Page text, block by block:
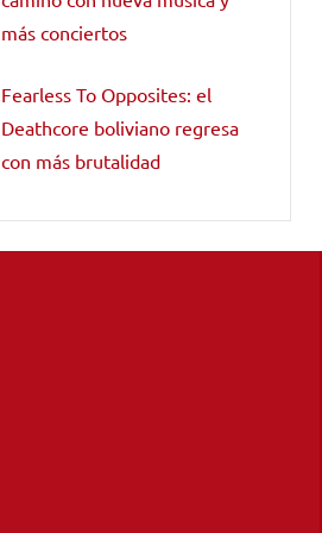
más conciertos
Fearless To Opposites: el
Deathcore boliviano regresa
con más brutalidad